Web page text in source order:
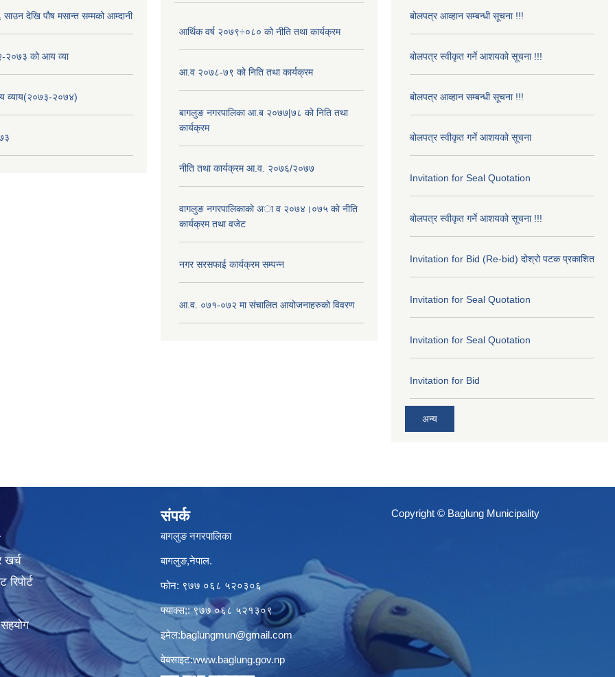
साउन देखि पौष मसान्त सम्मको आम्दानी
को आय व्या
२०७४)
आर्थिक वर्ष २०७९÷०८० को नीति तथा कार्यक्रम
आ.व २०७८-७९ को निति तथा कार्यक्रम
बागलुङ नगरपालिका आ.ब २०७७|७८ को निति तथा
कार्यक्रम
नीति तथा कार्यक्रम आ.व. २०७६/२०७७
वागलुङ नगरपालिकाकाे अा‍ व २०७४।०७५ काे नीति
कार्यक्रम तथा वजेट
नगर सरसफाई कार्यक्रम सम्पन्न
आ.व. ०७१-०७२ मा संचालित आयोजनाहरुको विवरण
बोलपत्र आव्हान सम्बन्धी सूचना !!!
बोलपत्र स्वीकृत गर्ने आशयको सूचना !!!
बोलपत्र आव्हान सम्बन्धी सूचना !!!
बोलपत्र स्वीकृत गर्ने आशयको सूचना
Invitation for Seal Quotation
बोलपत्र स्वीकृत गर्ने आशयको सूचना !!!
Invitation for Bid (Re-bid) दोश्रो पटक प्रकाशित
Invitation for Seal Quotation
Invitation for Seal Quotation
Invitation for Bid
अन्य
खर्च
संपर्क
बागलुङ नगरपालिका
बागलुङ,नेपाल.
फोन: ९७७ ०६८ ५२०३०६
फ्याक्स;: ९७७ ०६८ ५२१३०९
इमेल:baglungmun@gmail.com
वेबसाइट:www.baglung.gov.np
Copyright © Baglung Municipality